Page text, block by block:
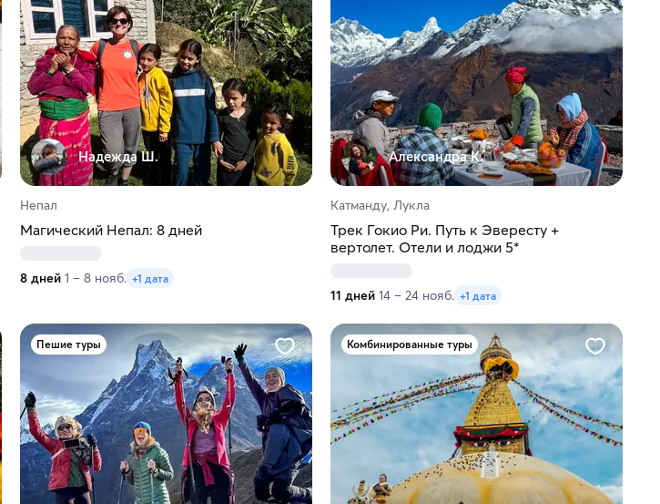
Надежда Ш.
Непал
Магический Непал: 8 дней
8 дней 1 – 8 нояб. +1 дата
Александра К.
Катманду, Лукла
Трек Гокио Ри. Путь к Эвересту +
вертолет. Отели и лоджи 5*
11 дней 14 – 24 нояб. +1 дата
Пешие туры Комбинированные туры